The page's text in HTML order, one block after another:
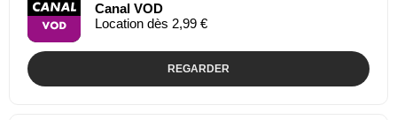
Canal VOD
Location dès 2,99 €
REGARDER